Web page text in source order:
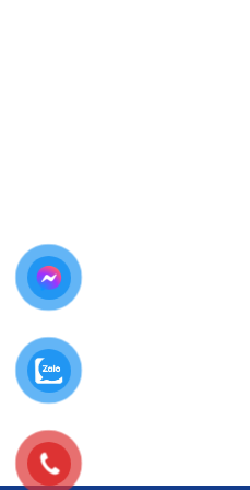
không mất dữ liệu
Bảng Giá Thay Pin
Trực Tiếp)
Giá thay pin iPhone Air có
Dòng iPhone Air cụ thể
Loại pin (tiêu chuẩn /